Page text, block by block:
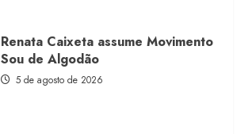
Fakini prevê R$345 milhões de
receita em 2026
4 de agosto de 2026